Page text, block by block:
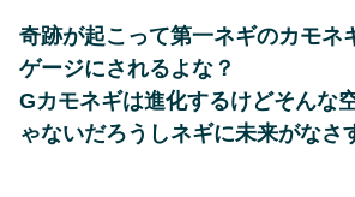
奇跡が起こって第一ネギのカモネ
ゲージにされるよな？
Gカモネギは進化するけどそんな
ゃないだろうしネギに未来がなさ